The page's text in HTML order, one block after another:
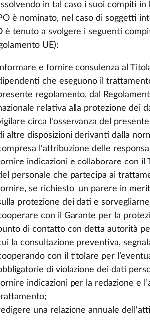
in tal caso i suoi compiti
è nominato, nel caso di soggetti
è tenuto a svolgere i seguenti
UE):
e fornire consulenza al
che eseguono il
regolamento, dal
relativa alla protezione dei
circa l'osservanza del
altre disposizioni derivanti dalla
l'attribuzione delle
indicazioni e collaborare con
personale che partecipa ai
se richiesto, un parere in
protezione dei dati e
con il Garante per la
di contatto con detta autorità
la consultazione preventiva,
con il titolare per
di violazione dei dati
indicazioni per la redazione e
una relazione annuale